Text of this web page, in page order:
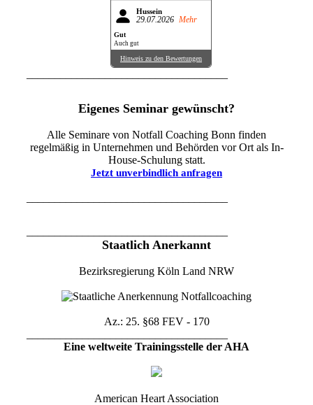
Hussein
29.07.2026 Mehr
Gut
Auch gut
Hinweis zu den Bewertungen
Eigenes Seminar gewünscht?
Alle Seminare von Notfall Coaching Bonn finden
regelmäßig in Unternehmen und Behörden vor Ort als In-
House-Schulung statt.
Jetzt unverbindlich anfragen
Staatlich Anerkannt
Bezirksregierung Köln Land NRW
Az.: 25. §68 FEV - 170
Eine weltweite Trainingsstelle der AHA
American Heart Association